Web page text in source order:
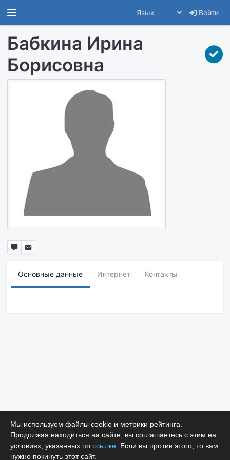
Войти
Бабкина Ирина
Борисовна
Основные данные Интернет Контакты
Мы используем файлы cookie и метрики рейтинга.
Продолжая находиться на сайте, вы соглашаетесь с этим на
условиях, указанных по ссылке . Если вы против этого, то вам
нужно покинуть этот сайт.